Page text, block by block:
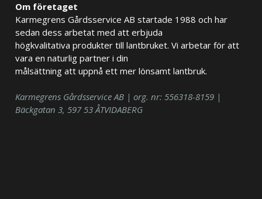
Om företaget
Karmegrens Gårdsservice AB startade 1988 och har
sedan dess arbetat med att erbjuda
högkvalitativa produkter till lantbruket. Vi arbetar för att
vara en naturlig partner i din
målsättning att uppnå ett mer lönsamt lantbruk.
Karmegrens Gårdsservice AB | org. nr: 556318-8159 |
Bäckgatan 3, 597 53 ÅTVIDABERG